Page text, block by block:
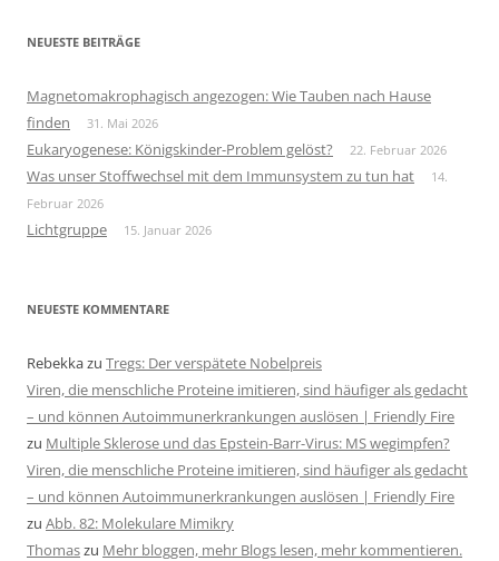
NEUESTE BEITRÄGE
Magnetomakrophagisch angezogen: Wie Tauben nach Hause
finden
31. Mai 2026
Eukaryogenese: Königskinder-Problem gelöst? 22. Februar 2026
Was unser Stoffwechsel mit dem Immunsystem zu tun hat
14.
Februar 2026
Lichtgruppe 15. Januar 2026
NEUESTE KOMMENTARE
Rebekkazu Tregs: Der verspätete Nobelpreis
Viren, die menschliche Proteine imitieren, sind häufiger als gedacht
– und können Autoimmunerkrankungen auslösen | Friendly Fire
zu Multiple Sklerose und das Epstein-Barr-Virus: MS wegimpfen?
Viren, die menschliche Proteine imitieren, sind häufiger als gedacht
– und können Autoimmunerkrankungen auslösen | Friendly Fire
zu Abb. 82: Molekulare Mimikry
Thomaszu Mehr bloggen, mehr Blogs lesen, mehr kommentieren.